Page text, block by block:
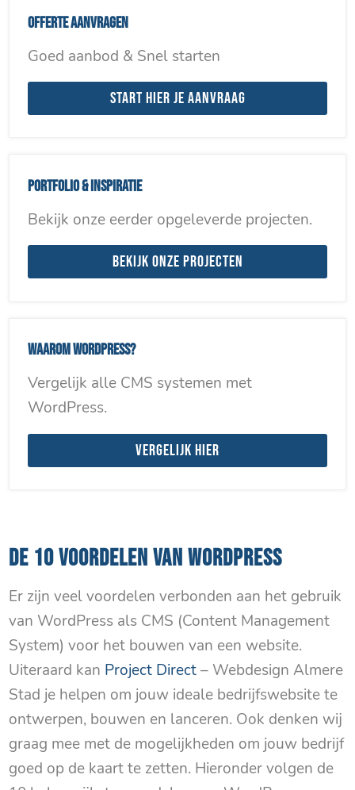
Offerte aanvragen
Goed aanbod & Snel starten
Start hier je aanvraag
Portfolio & inspiratie
Bekijk onze eerder opgeleverde projecten.
Bekijk onze projecten
Waarom WordPress?
Vergelijk alle CMS systemen met
WordPress.
Vergelijk hier
DE 10 VOORDELEN VAN WORDPRESS
Er zijn veel voordelen verbonden aan het gebruik
van WordPress als CMS (Content Management
System) voor het bouwen van een website.
Uiteraard kan Project Direct– Webdesign Almere
Stad je helpen om jouw ideale bedrijfswebsite te
ontwerpen, bouwen en lanceren. Ook denken wij
graag mee met de mogelijkheden om jouw bedrijf
goed op de kaart te zetten. Hieronder volgen de